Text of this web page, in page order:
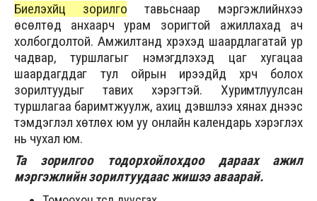
Биелэхүйц зорилго тавьснаар мэргэжлийнхээ
өсөлтөд анхаарч урам зоригтой ажиллахад ач
холбогдолтой. Амжилтанд хүрэхэд шаардлагатай ур
чадвар, туршлагыг нэмэгдүүлэхэд цаг хугацаа
шаардагддаг тул ойрын ирээдүйд хүрч болох
зорилтуудыг тавих хэрэгтэй. Хуримтлуулсан
туршлагаа баримтжуулж, ахиц дэвшлээ хянах үүднээс
тэмдэглэл хөтлөх юм уу онлайн календарь хэрэглэх
нь чухал юм.
Та зорилгоо тодорхойлохдоо дараах ажил
мэргэжлийн зорилтуудаас жишээ аваарай.